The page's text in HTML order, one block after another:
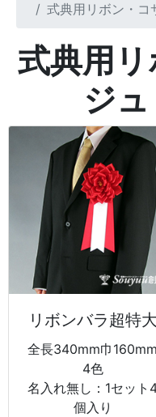
式典用リボン・コ
式典用
ジ
リボンバラ超特大
全長340mm巾160mm
4色
名入れ無し：1セット
個入り